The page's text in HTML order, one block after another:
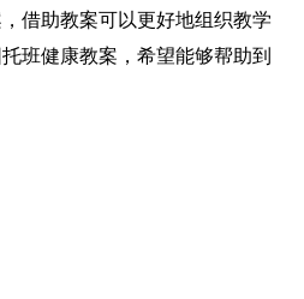
借助教案可以更好地组织教学
班健康教案，希望能够帮助到